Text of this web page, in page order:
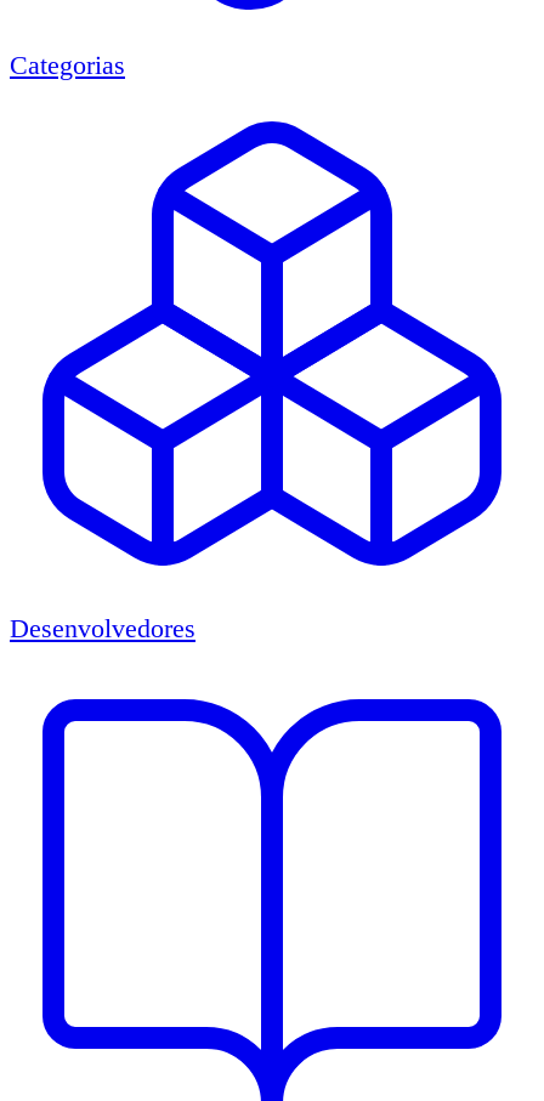
Categorias
Desenvolvedores